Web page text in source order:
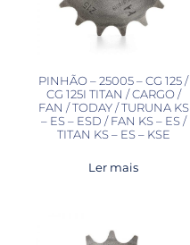
PINHÃO – 25005 – CG 125 /
CG 125I TITAN / CARGO /
FAN / TODAY / TURUNA KS
– ES – ESD / FAN KS – ES /
TITAN KS – ES – KSE
Ler mais